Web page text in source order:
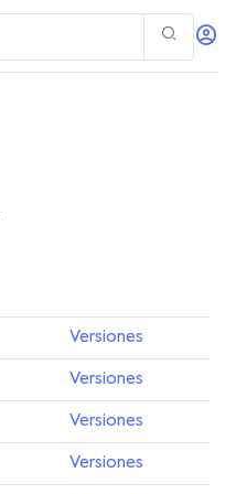
Versiones
Versiones
Versiones
Versiones